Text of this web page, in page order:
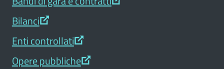
Bilanci
Enti controllati
Opere pubbliche